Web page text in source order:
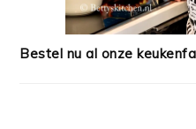
Bestel nu al onze